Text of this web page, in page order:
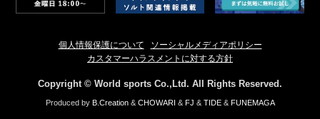
個人情報保護について
ソーシャルメディアポリシー
カスタマーハラスメントに対する方針
Copyright © World sports Co.,Ltd. All Rights Reserved.
Produced by B.Creation& CHOWARI & FJ & TIDE& FUNEMAGA